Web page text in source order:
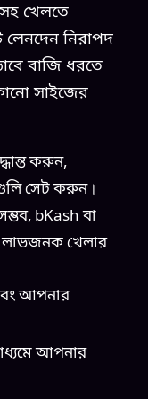
খেলতে
লেনদেন নিরাপদ
বাজি ধরতে
সাইজের
করুন,
সেট করুন।
bKash বা
খেলার
আপনার
আপনার